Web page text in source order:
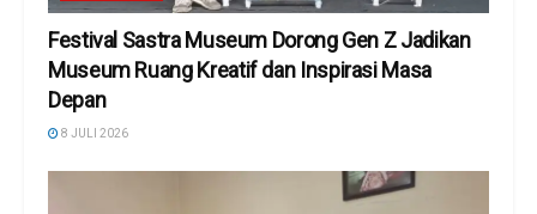
Festival Sastra Museum Dorong Gen Z Jadikan
Museum Ruang Kreatif dan Inspirasi Masa
Depan
8 JULI 2026